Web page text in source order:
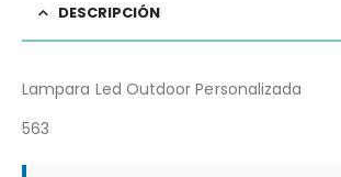
DESCRIPCIÓN
Lampara Led Outdoor Personalizada
563